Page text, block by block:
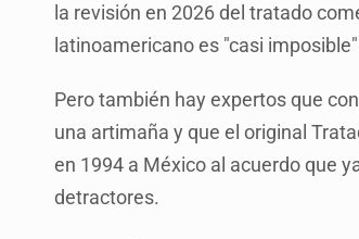
la revisión en 2026 del tratado
latinoamericano es "casi
Pero también hay expertos que
una artimaña y que el original
en 1994 a México al acuerdo que
detractores.